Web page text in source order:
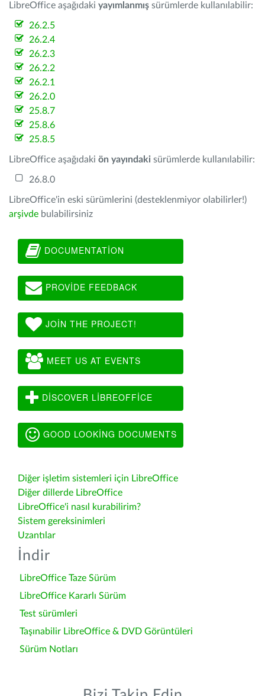
LibreOffice aşağıdaki yayımlanmış sürümlerde kullanılabilir:
26.2.5
26.2.4
26.2.3
26.2.2
26.2.1
26.2.0
25.8.7
25.8.6
25.8.5
LibreOffice aşağıdaki ön yayındaki sürümlerde kullanılabilir:
26.8.0
LibreOffice'in eski sürümlerini (desteklenmiyor olabilirler!)
arşivde bulabilirsiniz
DOCUMENTATION
PROVIDE FEEDBACK
JOIN THE PROJECT!
MEET US AT EVENTS
DISCOVER LIBREOFFICE
GOOD LOOKING DOCUMENTS
Diğer işletim sistemleri için LibreOffice
Diğer dillerde LibreOffice
LibreOffice'i nasıl kurabilirim?
Sistem gereksinimleri
Uzantılar
İndir
LibreOffice Taze Sürüm
LibreOffice Kararlı Sürüm
Test sürümleri
Taşınabilir LibreOffice & DVD Görüntüleri
Sürüm Notları